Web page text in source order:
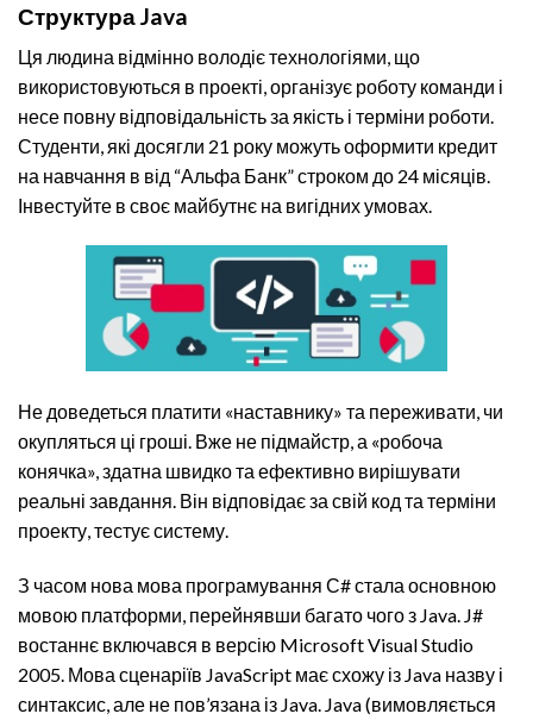
Структура Java
Ця людина відмінно володіє технологіями, що
використовуються в проекті, організує роботу команди і
несе повну відповідальність за якість і терміни роботи.
Студенти, які досягли 21 року можуть оформити кредит
на навчання в від “Альфа Банк” строком до 24 місяців.
Інвестуйте в своє майбутнє на вигідних умовах.
Не доведеться платити «наставнику» та переживати, чи
окупляться ці гроші. Вже не підмайстр, а «робоча
конячка», здатна швидко та ефективно вирішувати
реальні завдання. Він відповідає за свій код та терміни
проекту, тестує систему.
З часом нова мова програмування С# стала основною
мовою платформи, перейнявши багато чого з Java. J#
востаннє включався в версію Microsoft Visual Studio
2005. Мова сценаріїв JavaScript має схожу із Java назву і
синтаксис, але не пов’язана із Java. Java (вимовляється